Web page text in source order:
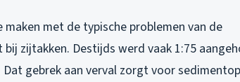
met de typische problemen van de
zijtakken. Destijds werd vaak 1:75
gebrek aan verval zorgt voor